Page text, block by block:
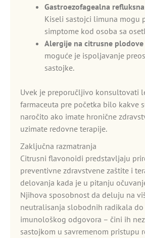
Gastroezofagealna
Kiseli sastojci limuna mogu
simptome kod osoba sa
Alergije na citrusne plodove
moguće je ispoljavanje
sastojke.
Uvek je preporučljivo konsultovati
farmaceuta pre početka bilo kakve
naročito ako imate hronične
uzimate redovne terapije.
Zaključna razmatranja
Citrusni flavonoidi predstavljaju
preventivne zdravstvene zaštite i
delovanja kada je u pitanju
Njihova sposobnost da deluju na
neutralisanja slobodnih radikala
imunološkog odgovora – čini ih
sastojkom u savremenom pristupu